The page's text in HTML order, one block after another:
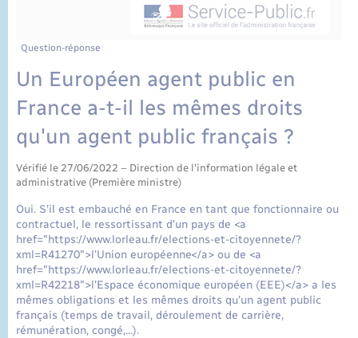
Question-réponse
Un Européen agent public en
France a-t-il les mêmes droits
qu'un agent public français ?
Vérifié le 27/06/2022 – Direction de l'information légale et
administrative (Première ministre)
Oui. S'il est embauché en France en tant que fonctionnaire ou
contractuel, le ressortissant d'un pays de <a
href="https://www.lorleau.fr/elections-et-citoyennete/?
xml=R41270">l'Union européenne</a> ou de <a
href="https://www.lorleau.fr/elections-et-citoyennete/?
xml=R42218">l'Espace économique européen (EEE)</a> a les
mêmes obligations et les mêmes droits qu'un agent public
français (temps de travail, déroulement de carrière,
rémunération, congé,…).